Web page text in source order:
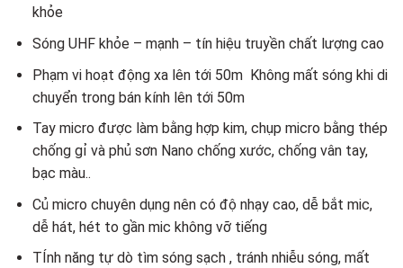
khỏe
Sóng UHF khỏe – mạnh – tín hiệu truyền chất lượng cao
Phạm vi hoạt động xa lên tới 50m Không mất sóng khi di
chuyển trong bán kính lên tới 50m
Tay micro được làm bằng hợp kim, chụp micro bằng thép
chống gỉ và phủ sơn Nano chống xước, chống vân tay,
bạc màu..
Củ micro chuyên dụng nên có độ nhạy cao, dễ bắt mic,
dễ hát, hét to gần mic không vỡ tiếng
TÍnh năng tự dò tìm sóng sạch , tránh nhiễu sóng, mất